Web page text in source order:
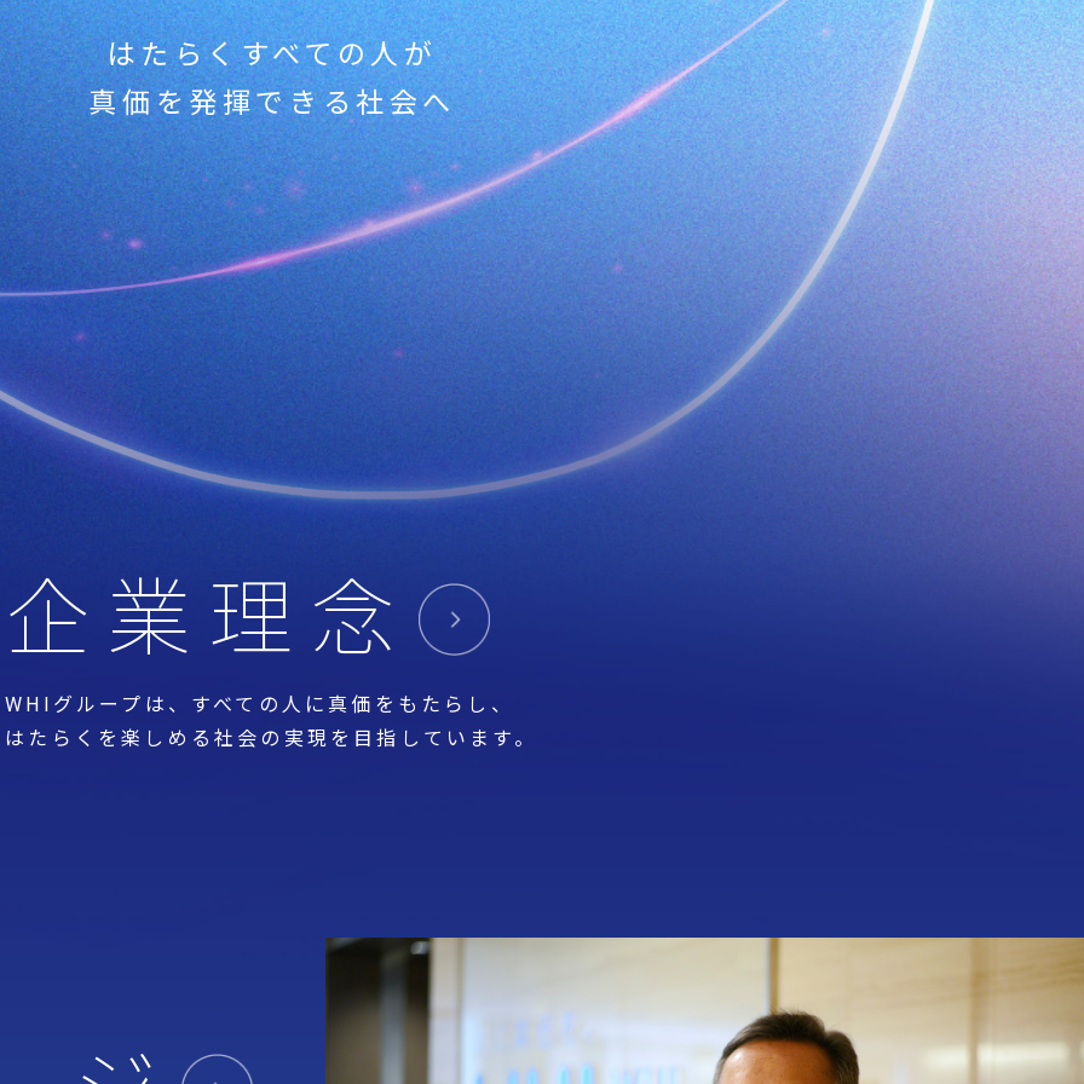
はたらくすべての人が
真価を発揮できる社会へ
企業理念
WHIグループは、すべての人に真価をもたらし、
はたらくを楽しめる社会の実現を目指しています。